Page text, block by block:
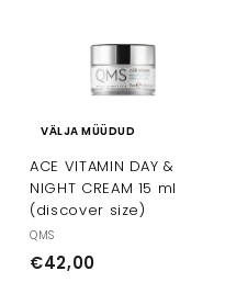
VÄLJA MÜÜDUD
ACE VITAMIN DAY &
NIGHT CREAM 15 ml
(discover size)
QMS
€42,00€